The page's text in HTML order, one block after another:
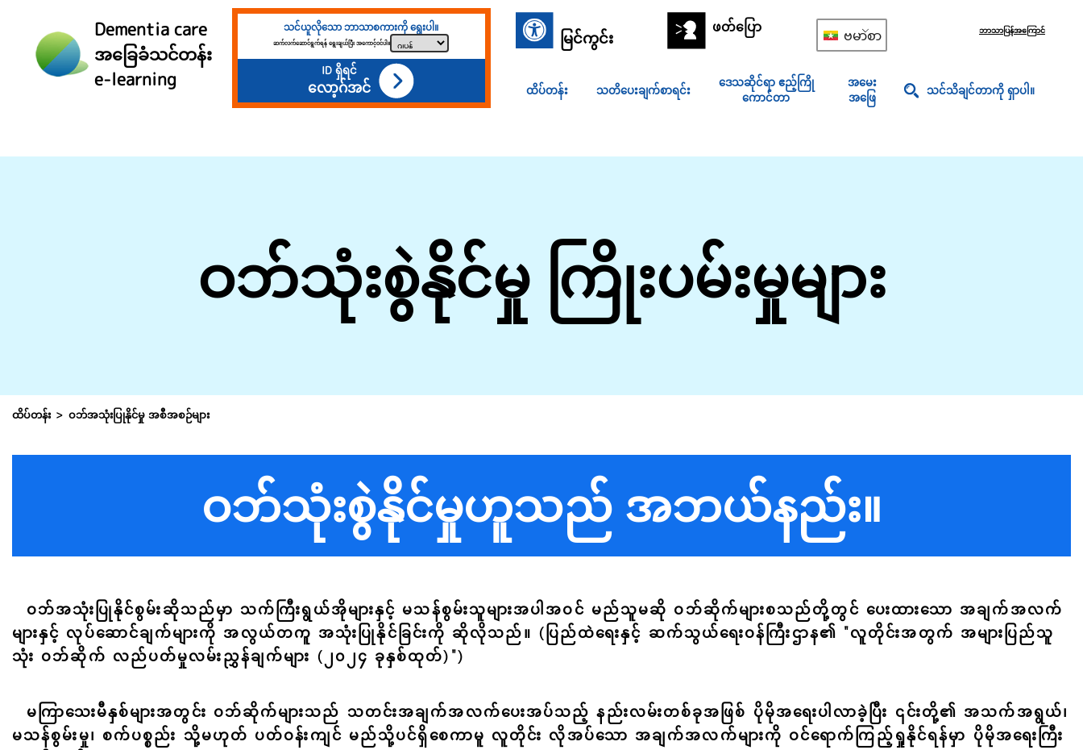
Dementia care
အခြေခံသင်တန်း
e-learning
သင်ယူလိုသော ဘာသာစကားကို ရွေးပါ။
ဆက်လက်ဆောင်ရွက်ရန် ရွေးချယ်ပြီး အကောင့်ဝင်ပါ။
ID ရှိရင်
လော့ဂ်အင်
မြင်ကွင်း
ဖတ်ပြော ဗမာစာ ဘာသာပြန်အကြောင်
ထိပ်တန်း သတိပေးချက်စာရင်း
ဒေသဆိုင်ရာ ဧည့်ကြို
ကောင်တာ
အမေး
အဖြေ
သင်သိချင်တာကို ရှာပါ။
ဝဘ်သုံးစွဲနိုင်မှု ကြိုးပမ်းမှုများ
ထိပ်တန်း ဝဘ်အသုံးပြုနိုင်မှု အစီအစဉ်များ
ဝဘ်သုံးစွဲနိုင်မှုဟူသည် အဘယ်နည်း။
ဝဘ်အသုံးပြုနိုင်စွမ်းဆိုသည်မှာ သက်ကြီးရွယ်အိုများနှင့် မသန်စွမ်းသူများအပါအဝင် မည်သူမဆို ဝဘ်ဆိုက်များစသည်တို့တွင် ပေးထားသော အချက်အလက်
များနှင့် လုပ်ဆောင်ချက်များကို အလွယ်တကူ အသုံးပြုနိုင်ခြင်းကို ဆိုလိုသည်။ (ပြည်ထဲရေးနှင့် ဆက်သွယ်ရေးဝန်ကြီးဌာန၏ "လူတိုင်းအတွက် အများပြည်သူ
သုံး ဝဘ်ဆိုက် လည်ပတ်မှုလမ်းညွှန်ချက်များ (၂၀၂၄ ခုနှစ်ထုတ်)")
မကြာသေးမီနှစ်များအတွင်း ဝဘ်ဆိုက်များသည် သတင်းအချက်အလက်ပေးအပ်သည့် နည်းလမ်းတစ်ခုအဖြစ် ပိုမိုအရေးပါလာခဲ့ပြီး ၎င်းတို့၏ အသက်အရွယ်၊
မသန်စွမ်းမှု၊ စက်ပစ္စည်း သို့မဟုတ် ပတ်ဝန်းကျင် မည်သို့ပင်ရှိစေကာမူ လူတိုင်း လိုအပ်သော အချက်အလက်များကို ဝင်ရောက်ကြည့်ရှုနိုင်ရန်မှာ ပိုမိုအရေးကြီး